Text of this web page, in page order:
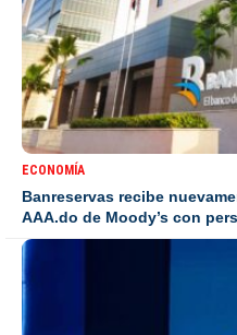
ECONOMÍA
Banreservas recibe
AAA.do de Moody’s con